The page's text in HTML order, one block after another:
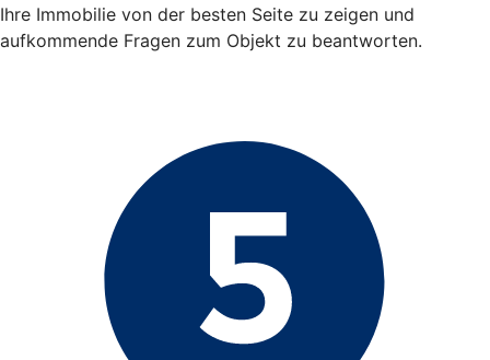
Ihre Immobilie von der besten Seite zu zeigen und
aufkommende Fragen zum Objekt zu beantworten.